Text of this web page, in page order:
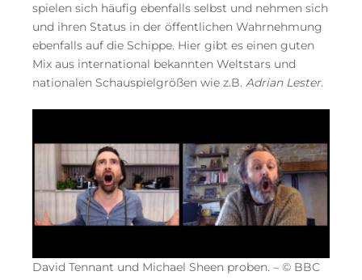
spielen sich häufig ebenfalls selbst und nehmen sich
und ihren Status in der öffentlichen Wahrnehmung
ebenfalls auf die Schippe. Hier gibt es einen guten
Mix aus international bekannten Weltstars und
nationalen Schauspielgrößen wie z.B. Adrian Lester.
David Tennant und Michael Sheen proben. – © BBC